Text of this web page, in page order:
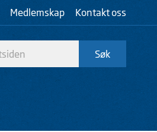
Medlemskap Kontakt oss